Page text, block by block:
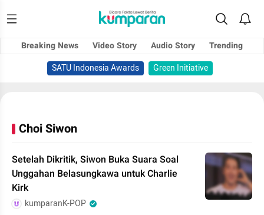
Breaking News Video Story Audio Story
Trending
SATU Indonesia Awards
Green Initiative
Choi Siwon
Setelah Dikritik, Siwon Buka Suara Soal
Unggahan Belasungkawa untuk Charlie
Kirk
kumparanK-POP